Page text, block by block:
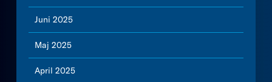
Juni 2025
Maj 2025
April 2025